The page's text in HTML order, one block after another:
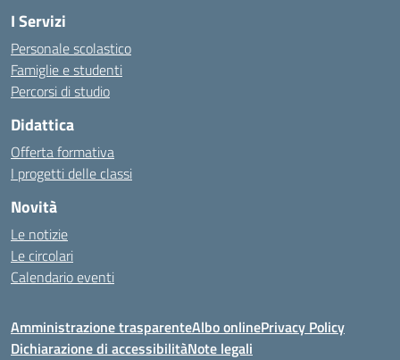
I Servizi
Personale scolastico
Famiglie e studenti
Percorsi di studio
Didattica
Offerta formativa
I progetti delle classi
Novità
Le notizie
Le circolari
Calendario eventi
Amministrazione trasparenteAlbo onlinePrivacy Policy
Dichiarazione di accessibilitàNote legali